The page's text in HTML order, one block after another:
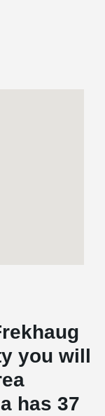
you will
has 37